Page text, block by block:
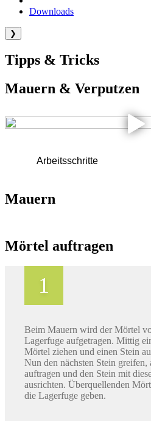
Downloads
❯
Tipps & Tricks
Mauern & Verputzen
Arbeitsschritte
Mauern
Mörtel auftragen
Beim Mauern wird der Mörtel
Lagerfuge aufgetragen. Mittig
Mörtel ziehen und einen Stein
Nun den nächsten Stein
auftragen und den Stein mit
ausrichten. Überquellenden
die Lagerfuge geben.